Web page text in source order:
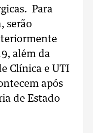
Para
serão
além da
Clínica e UTI
após
de Estado